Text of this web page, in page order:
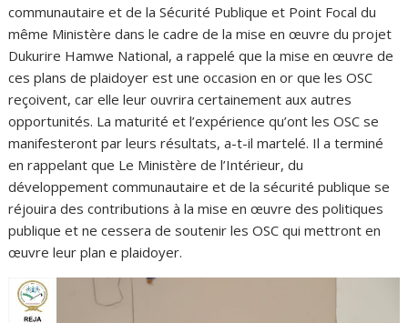
communautaire et de la Sécurité Publique et Point Focal du
même Ministère dans le cadre de la mise en œuvre du projet
Dukurire Hamwe National, a rappelé que la mise en œuvre de
ces plans de plaidoyer est une occasion en or que les OSC
reçoivent, car elle leur ouvrira certainement aux autres
opportunités. La maturité et l’expérience qu’ont les OSC se
manifesteront par leurs résultats, a-t-il martelé. Il a terminé
en rappelant que Le Ministère de l’Intérieur, du
développement communautaire et de la sécurité publique se
réjouira des contributions à la mise en œuvre des politiques
publique et ne cessera de soutenir les OSC qui mettront en
œuvre leur plan e plaidoyer.